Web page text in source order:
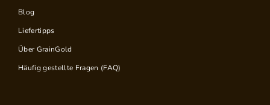
Blog
Liefertipps
Über GrainGold
Häufig gestellte Fragen (FAQ)